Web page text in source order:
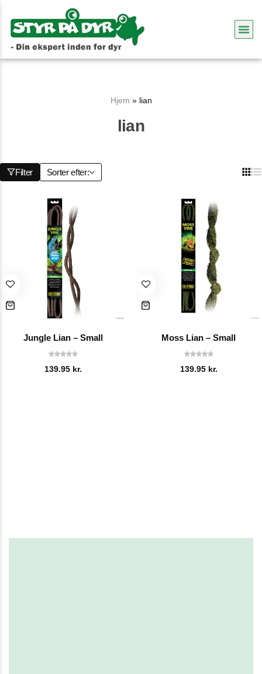
Hjem » lian
lian
Filter Sorter efter:
Jungle Lian – Small
139.95 kr.
Moss Lian – Small
139.95 kr.